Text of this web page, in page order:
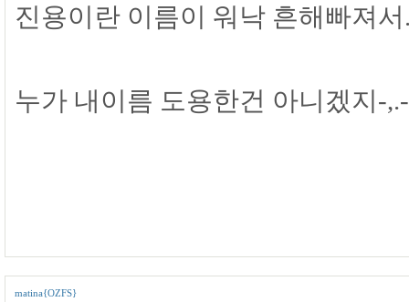
진용이란 이름이 워낙 흔해빠져서
누가 내이름 도용한건 아니겠지-,.-
matina{OZFS}